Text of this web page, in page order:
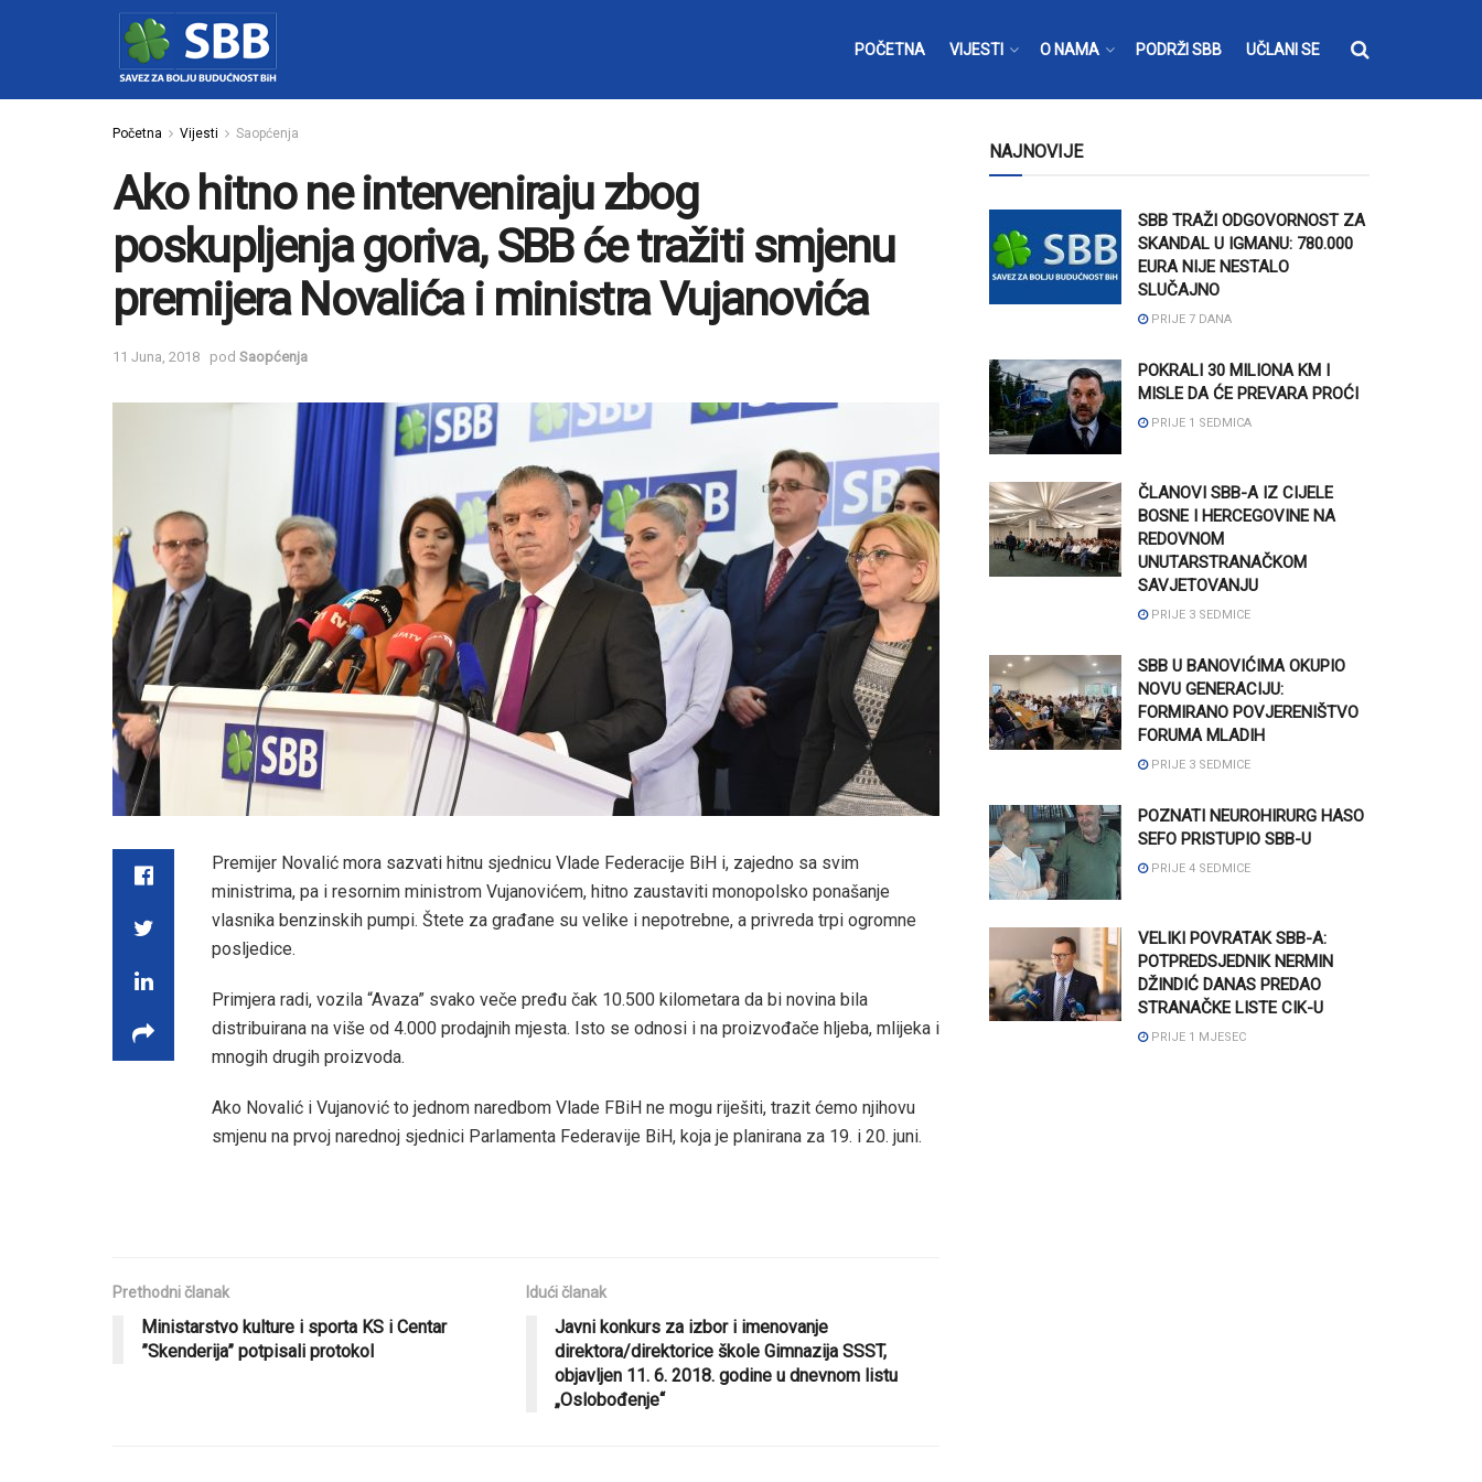
POČETNA VIJESTI O NAMA PODRŽI SBB UČLANI SE
Početna Vijesti Saopćenja
Ako hitno ne interveniraju zbog
poskupljenja goriva, SBB će tražiti smjenu
premijera Novalića i ministra Vujanovića
11 Juna, 2018 pod Saopćenja
Premijer Novalić mora sazvati hitnu sjednicu Vlade Federacije BiH i, zajedno sa svim
ministrima, pa i resornim ministrom Vujanovićem, hitno zaustaviti monopolsko ponašanje
vlasnika benzinskih pumpi. Štete za građane su velike i nepotrebne, a privreda trpi ogromne
posljedice.
Primjera radi, vozila “Avaza” svako veče pređu čak 10.500 kilometara da bi novina bila
distribuirana na više od 4.000 prodajnih mjesta. Isto se odnosi i na proizvođače hljeba, mlijeka i
mnogih drugih proizvoda.
Ako Novalić i Vujanović to jednom naredbom Vlade FBiH ne mogu riješiti, trazit ćemo njihovu
smjenu na prvoj narednoj sjednici Parlamenta Federavije BiH, koja je planirana za 19. i 20. juni.
Prethodni članak
Ministarstvo kulture i sporta KS i Centar
”Skenderija” potpisali protokol
Idući članak
Javni konkurs za izbor i imenovanje
direktora/direktorice škole Gimnazija SSST,
objavljen 11. 6. 2018. godine u dnevnom listu
„Oslobođenje“
NAJNOVIJE
SBB TRAŽI ODGOVORNOST ZA
SKANDAL U IGMANU: 780.000
EURA NIJE NESTALO
SLUČAJNO
PRIJE 7 DANA
POKRALI 30 MILIONA KM I
MISLE DA ĆE PREVARA PROĆI
PRIJE 1 SEDMICA
ČLANOVI SBB-A IZ CIJELE
BOSNE I HERCEGOVINE NA
REDOVNOM
UNUTARSTRANAČKOM
SAVJETOVANJU
PRIJE 3 SEDMICE
SBB U BANOVIĆIMA OKUPIO
NOVU GENERACIJU:
FORMIRANO POVJERENIŠTVO
FORUMA MLADIH
PRIJE 3 SEDMICE
POZNATI NEUROHIRURG HASO
SEFO PRISTUPIO SBB-U
PRIJE 4 SEDMICE
VELIKI POVRATAK SBB-A:
POTPREDSJEDNIK NERMIN
DŽINDIĆ DANAS PREDAO
STRANAČKE LISTE CIK-U
PRIJE 1 MJESEC